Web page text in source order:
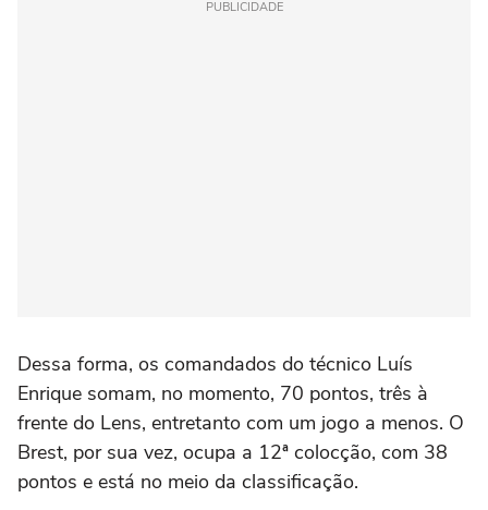
PUBLICIDADE
Dessa forma, os comandados do técnico Luís
Enrique somam, no momento, 70 pontos, três à
frente do Lens, entretanto com um jogo a menos. O
Brest, por sua vez, ocupa a 12ª colocção, com 38
pontos e está no meio da classificação.